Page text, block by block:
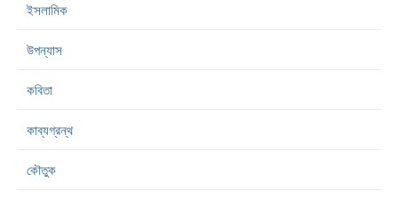
ইসলামিক
উপন্যাস
কবিতা
কাব্যগ্রন্থ
কৌতুক